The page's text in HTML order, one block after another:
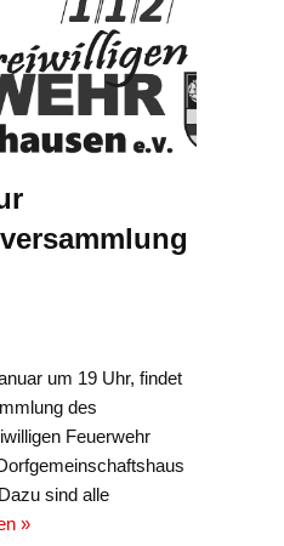
um 19 Uhr, findet
des
Feuerwehr
sind alle
»